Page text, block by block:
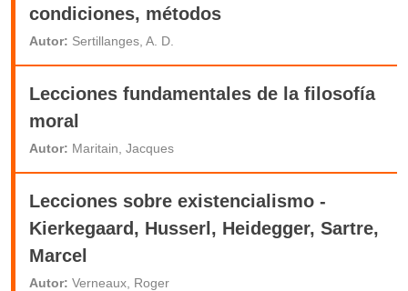
condiciones, métodos
Autor: Sertillanges, A. D.
Lecciones fundamentales de la filosofía
moral
Autor: Maritain, Jacques
Lecciones sobre existencialismo -
Kierkegaard, Husserl, Heidegger, Sartre,
Marcel
Autor: Verneaux, Roger